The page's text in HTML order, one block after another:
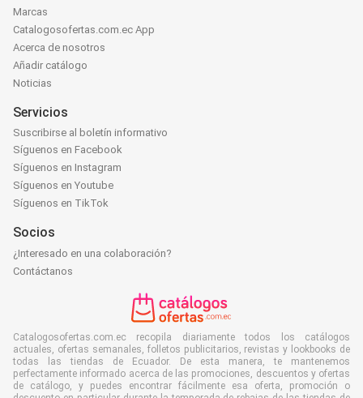
Marcas
Catalogosofertas.com.ec App
Acerca de nosotros
Añadir catálogo
Noticias
Servicios
Suscribirse al boletín informativo
Síguenos en Facebook
Síguenos en Instagram
Síguenos en Youtube
Síguenos en TikTok
Socios
¿Interesado en una colaboración?
Contáctanos
Catalogosofertas.com.ec recopila diariamente todos los catálogos
actuales, ofertas semanales, folletos publicitarios, revistas y lookbooks de
todas las tiendas de Ecuador. De esta manera, te mantenemos
perfectamente informado acerca de las promociones, descuentos y ofertas
de catálogo, y puedes encontrar fácilmente esa oferta, promoción o